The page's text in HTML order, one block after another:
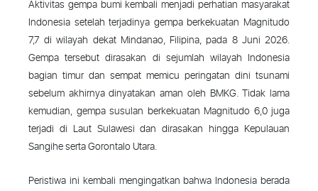
Aktivitas gempa bumi kembali menjadi perhatian masyarakat
Indonesia setelah terjadinya gempa berkekuatan Magnitudo
7,7 di wilayah dekat Mindanao, Filipina, pada 8 Juni 2026.
Gempa tersebut dirasakan di sejumlah wilayah Indonesia
bagian timur dan sempat memicu peringatan dini tsunami
sebelum akhirnya dinyatakan aman oleh BMKG. Tidak lama
kemudian, gempa susulan berkekuatan Magnitudo 6,0 juga
terjadi di Laut Sulawesi dan dirasakan hingga Kepulauan
Sangihe serta Gorontalo Utara.
Peristiwa ini kembali mengingatkan bahwa Indonesia berada